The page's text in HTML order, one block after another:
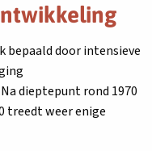
bepaald door intensieve
dieptepunt rond 1970
treedt weer enige